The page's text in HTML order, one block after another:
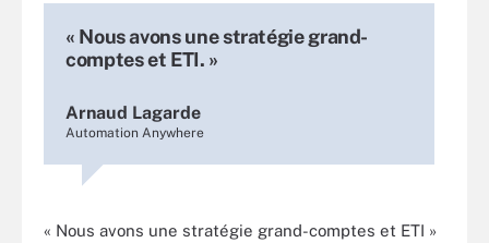
« Nous avons une stratégie grand-
comptes et ETI. »
Arnaud Lagarde
Automation Anywhere
« Nous avons une stratégie grand-comptes et ETI »